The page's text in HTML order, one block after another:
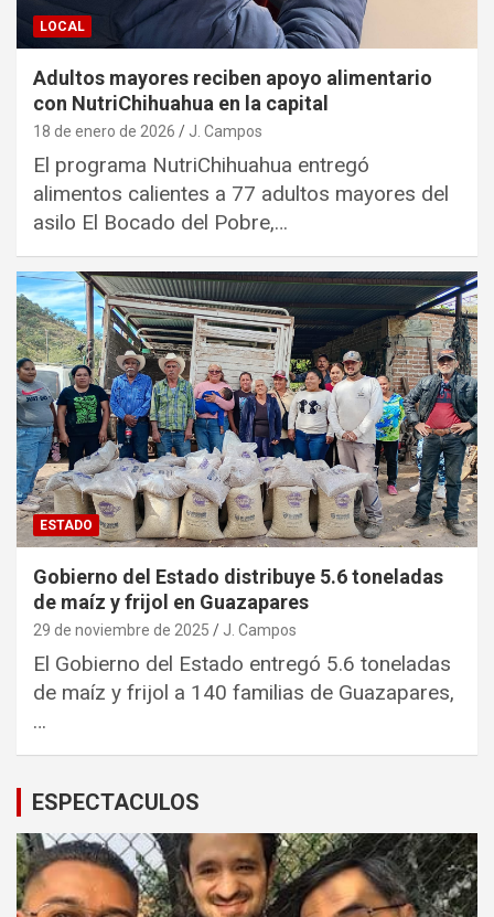
LOCAL
Adultos mayores reciben apoyo alimentario
con NutriChihuahua en la capital
18 de enero de 2026 J. Campos
El programa NutriChihuahua entregó
alimentos calientes a 77 adultos mayores del
asilo El Bocado del Pobre,…
ESTADO
Gobierno del Estado distribuye 5.6 toneladas
de maíz y frijol en Guazapares
29 de noviembre de 2025 J. Campos
El Gobierno del Estado entregó 5.6 toneladas
de maíz y frijol a 140 familias de Guazapares,
…
ESPECTACULOS